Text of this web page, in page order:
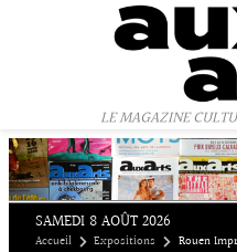
LE MAGAZINE
SAMEDI 8 AOÛT 2026
Accueil Expositions Rouen
Panneau de gestion des cookies